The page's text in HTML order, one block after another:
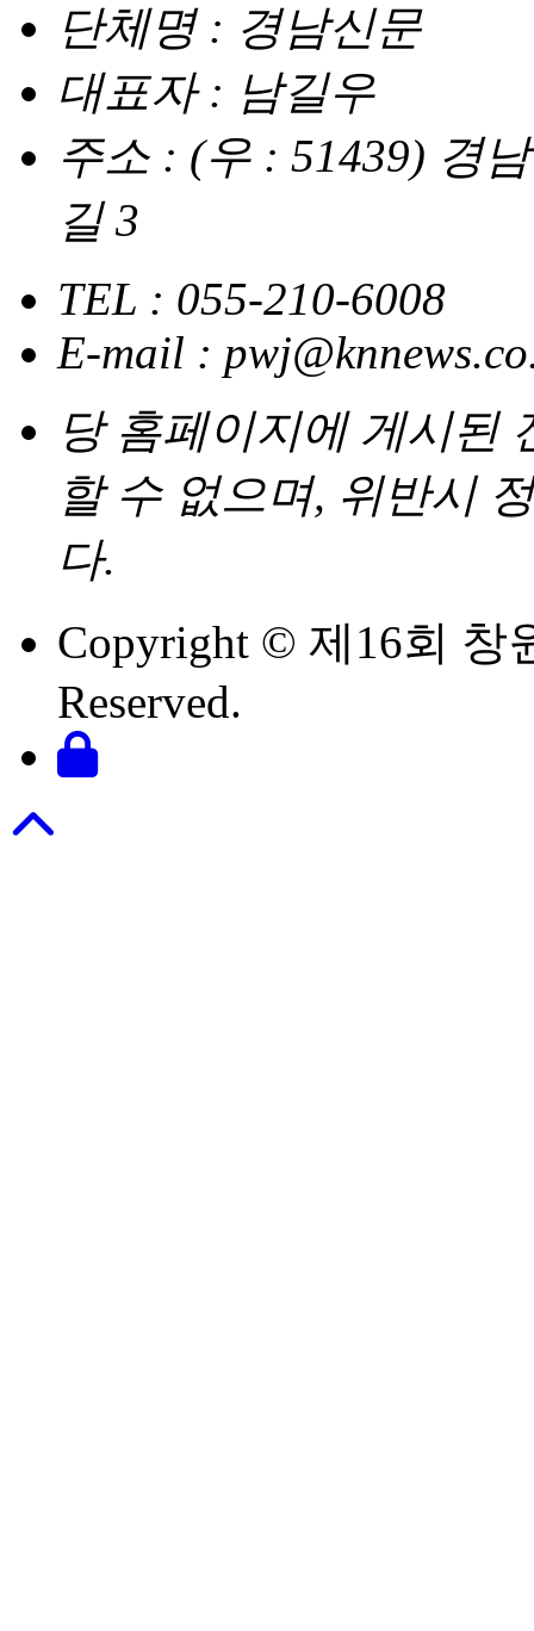
단체명 : 경남신문
대표자 : 남길우
주소 : (우 : 51439) 경
길 3
TEL : 055-210-6008
E-mail :
당 홈페이지에 게시된
할 수 없으며, 위반시
다.
Copyright © 제16회 창
Reserved.